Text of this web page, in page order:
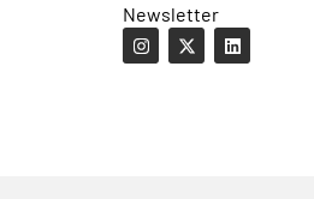
Newsletter